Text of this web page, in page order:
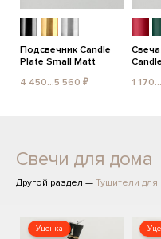
Подсвечник Candle
Plate Small Matt
4 450...5 560 ₽
1
Свечи для дома
Другой раздел — Тушители для
Уценка